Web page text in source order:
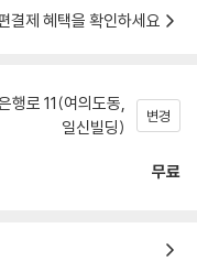
결제 혜택을 확인하세요
행로 11(여의도동,
일신빌딩)
변경
무료